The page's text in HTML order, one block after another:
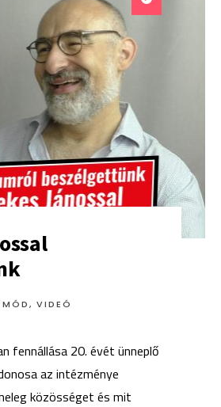
, VIDEÓ
fennállása 20. évét ünneplő
az intézménye
közösséget és mit